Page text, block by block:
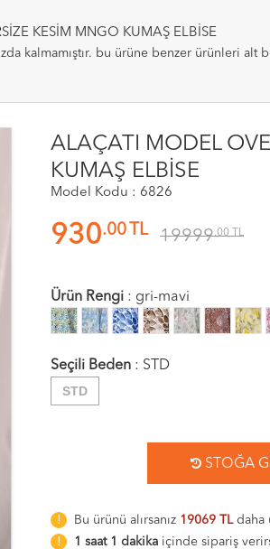
KESİM MNGO KUMAŞ ELBİSE
ALAÇATI MODEL
KUMAŞ ELBİSE
Model Kodu : 6826
930.00 TL 19999.00 TL
Ürün Rengi : gri-mavi
Seçili Beden : STD
STD
STOĞA
Bu ürünü alırsanız 19069 TLdaha
1 saat 1 dakika içinde sipariş